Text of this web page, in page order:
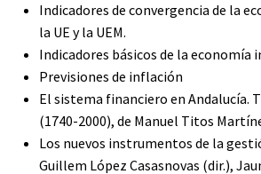
Indicadores de convergencia de la
la UE y la UEM.
Indicadores básicos de la economía
Previsiones de inflación
El sistema financiero en Andalucía.
(1740-2000), de Manuel Titos
Los nuevos instrumentos de la
Guillem López Casasnovas (dir.),